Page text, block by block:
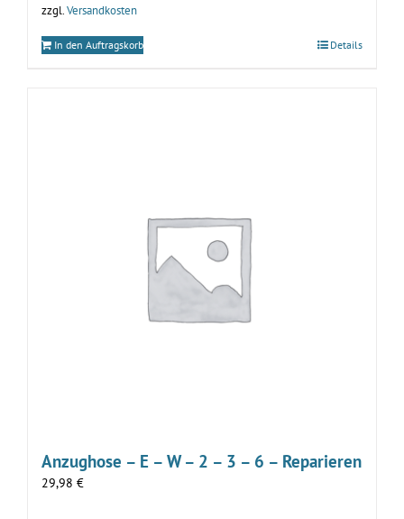
zzgl. Versandkosten
In den Auftragskorb Details
Anzughose – E – W – 2 – 3 – 6 – Reparieren
29,98 €